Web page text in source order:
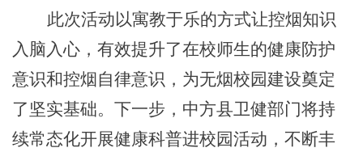
此次活动以寓教于乐的方式让控烟知识
入脑入心，有效提升了在校师生的健康防护
意识和控烟自律意识，为无烟校园建设奠定
了坚实基础。下一步，中方县卫健部门将持
续常态化开展健康科普进校园活动，不断丰